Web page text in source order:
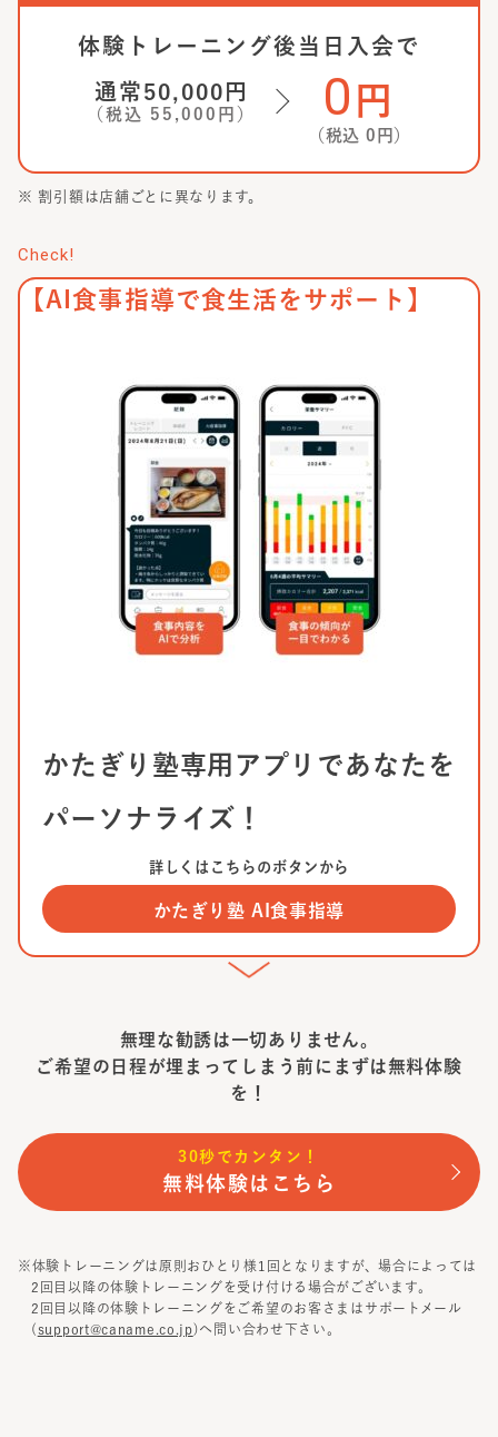
体験トレーニング後当日入会で
通常 50,000 円
（税込 55,000 円） 0 円
（税込 0 円）
※ 割引額は店舗ごとに異なります。
Check!
【AI食事指導で食生活をサポート】
かたぎり塾専用アプリであなたを
パーソナライズ！
詳しくはこちらのボタンから
かたぎり塾 AI食事指導
無理な勧誘は一切ありません。
ご希望の日程が埋まってしまう前に まずは無料体験
を！
30秒でカンタン！
無料体験はこちら
※体験トレーニングは原則おひとり様1回となりますが、場合によっては
2回目以降の体験トレーニングを受け付ける場合がございます。
2回目以降の体験トレーニングをご希望のお客さまはサポートメール
( support@caname.co.jp)へ問い合わせ下さい。